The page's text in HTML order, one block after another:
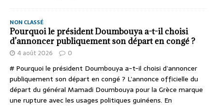
NON CLASSÉ
Pourquoi le président Doumbouya a-t-il choisi
d’annoncer publiquement son départ en congé ?
4 août 2026 0
# Pourquoi le président Doumbouya a-t-il choisi d’annoncer
publiquement son départ en congé ? L’annonce officielle du
départ du général Mamadi Doumbouya pour la Grèce marque
une rupture avec les usages politiques guinéens. En